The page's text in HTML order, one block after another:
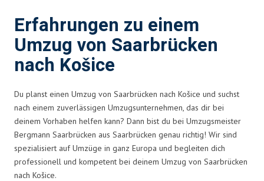
Erfahrungen zu einem
Umzug von Saarbrücken
nach Košice
Du planst einen Umzug von Saarbrücken nach Košice und suchst
nach einem zuverlässigen Umzugsunternehmen, das dir bei
deinem Vorhaben helfen kann? Dann bist du bei Umzugsmeister
Bergmann Saarbrücken aus Saarbrücken genau richtig! Wir sind
spezialisiert auf Umzüge in ganz Europa und begleiten dich
professionell und kompetent bei deinem Umzug von Saarbrücken
nach Košice.